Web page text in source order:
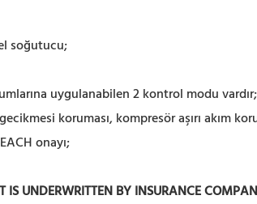
soğutucu;
uygulanabilen 2 kontrol modu
koruması, kompresör aşırı akım
onayı;
UNDERWRITTEN BY INSURANCE